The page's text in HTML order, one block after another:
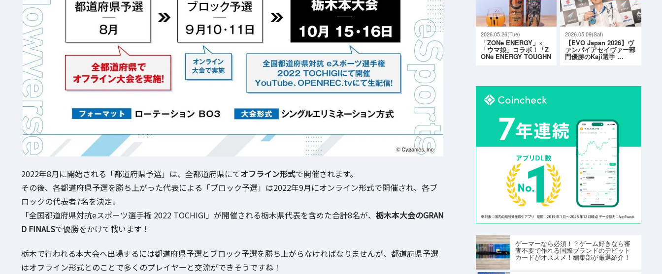
2022年8月に開始される「都道府県予選」は、全都道府県にてオフライン形式で開催されます。
その後、各都道府県予選を勝ち上がった代表による「ブロック予選」は2022年9月にオンライン形式で開催され、各ブ
ロックの代表者7名を決定。
「全国都道府県対抗eスポーツ選手権 2022 TOCHIGI」が開催される栃木県代表を含めた合計8名が、 栃木本大会のGRAN
D FINALSで優勝をかけて戦います！
栃木で行われる本大会へ出場するには都道府県予選とブロック予選を勝ち上がらなければなりませんが、都道府県予選
はオフライン形式とのことで多くのプレイヤーと交流ができそうですね！
2026.05.26(Tue)
「ZONe ENERGY」×
「ウマ娘」コラボ！「Z
ONe ENERGY TOUGHN
2026.05.09(Sat)
【EVO Japan 2026】ヴ
ァンパイアセイヴァー部
門優勝のKaji選手 …
ゲーマーなら必須！？ゲーム好きなら審
査不要で作れる国際ブランドのデビット
カードがオススメ！編集部が厳選紹介！